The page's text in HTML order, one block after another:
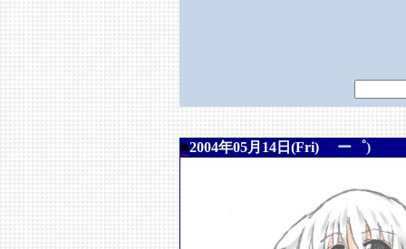
■2004年05月14日(Fri) ー゜)